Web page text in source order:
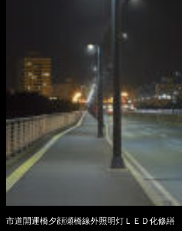
市道開運橋夕顔瀬橋線外照明灯ＬＥＤ化修繕